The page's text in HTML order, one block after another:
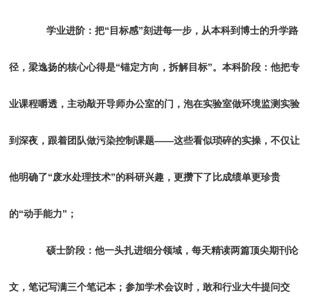
学业进阶：把“目标感”刻进每一步，从本科到博士的升学路
径，梁逸扬的核心心得是“锚定方向，拆解目标”。本科阶段：他把专
业课程嚼透，主动敲开导师办公室的门，泡在实验室做环境监测实验
到深夜，跟着团队做污染控制课题——这些看似琐碎的实操，不仅让
他明确了“废水处理技术”的科研兴趣，更攒下了比成绩单更珍贵
的“动手能力”；
硕士阶段：他一头扎进细分领域，每天精读两篇顶尖期刊论
文，笔记写满三个笔记本；参加学术会议时，敢和行业大牛提问交